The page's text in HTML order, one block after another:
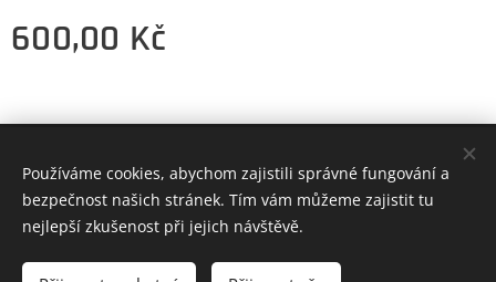
600,00 Kč
Co vše můžeme vytvořit krásného pro tento svět?
Cookies
Používáme cookies, abychom zajistili správné fungování a
bezpečnost našich stránek. Tím vám můžeme zajistit tu
nejlepší zkušenost při jejich návštěvě.